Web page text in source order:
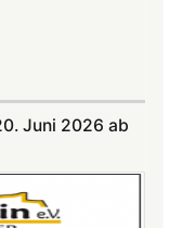
Juni 2026 ab